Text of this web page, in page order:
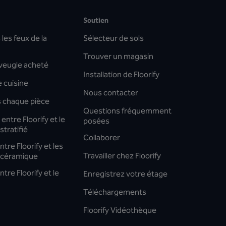
feux de la
acheté
cuisine
chaque pièce
Floorify et le
stratifié
Floorify et les
Floorify et le
Soutien
Sélecteur de sols
Trouver un magasin
Installation de Floorify
Nous contacter
Questions fréquemment
posées
Collaborer
Travailler chez Floorify
Enregistrez votre étage
Téléchargements
Floorify Vidéothèque